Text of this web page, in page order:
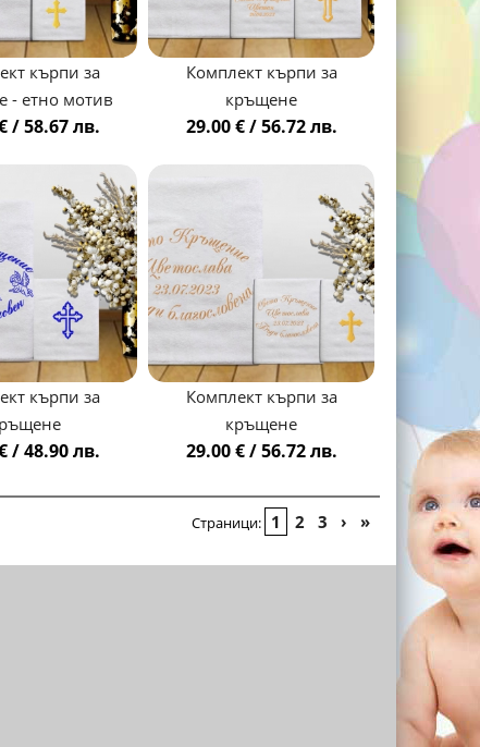
кърпи за
- етно мотив
/ 58.67 лв.
Комплект кърпи за
кръщене
29.00 € / 56.72 лв.
кърпи за
/ 48.90 лв.
Комплект кърпи за
кръщене
29.00 € / 56.72 лв.
Страници: 1 2 3 › »